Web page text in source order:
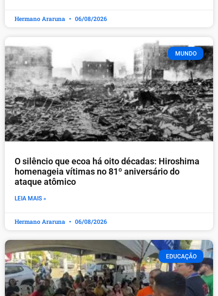
Hermano Araruna 06/08/2026
MUNDO
O silêncio que ecoa há oito décadas: Hiroshima
homenageia vítimas no 81º aniversário do
ataque atômico
LEIA MAIS »
Hermano Araruna 06/08/2026
EDUCAÇÃO